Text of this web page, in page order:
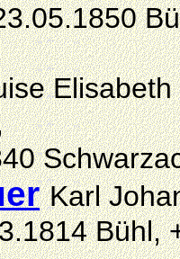
Elisabeth
Karl
Bühl,